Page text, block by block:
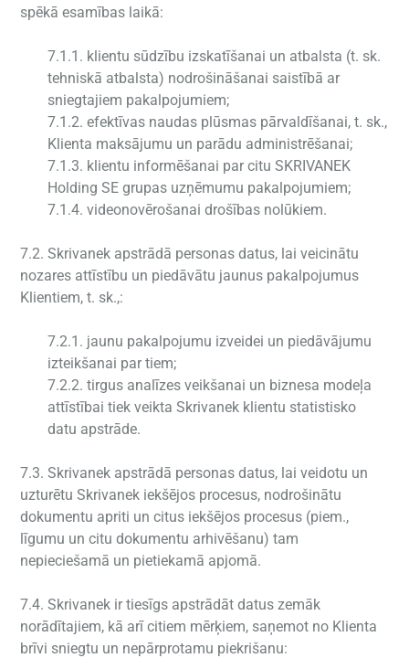
spēkā esamības laikā:
7.1.1. klientu sūdzību izskatīšanai un atbalsta (t. sk.
tehniskā atbalsta) nodrošināšanai saistībā ar
sniegtajiem pakalpojumiem;
7.1.2. efektīvas naudas plūsmas pārvaldīšanai, t. sk.,
Klienta maksājumu un parādu administrēšanai;
7.1.3. klientu informēšanai par citu SKRIVANEK
Holding SE grupas uzņēmumu pakalpojumiem;
7.1.4. videonovērošanai drošības nolūkiem.
7.2. Skrivanek apstrādā personas datus, lai veicinātu
nozares attīstību un piedāvātu jaunus pakalpojumus
Klientiem, t. sk.,:
7.2.1. jaunu pakalpojumu izveidei un piedāvājumu
izteikšanai par tiem;
7.2.2. tirgus analīzes veikšanai un biznesa modeļa
attīstībai tiek veikta Skrivanek klientu statistisko
datu apstrāde.
7.3. Skrivanek apstrādā personas datus, lai veidotu un
uzturētu Skrivanek iekšējos procesus, nodrošinātu
dokumentu apriti un citus iekšējos procesus (piem.,
līgumu un citu dokumentu arhivēšanu) tam
nepieciešamā un pietiekamā apjomā.
7.4. Skrivanek ir tiesīgs apstrādāt datus zemāk
norādītajiem, kā arī citiem mērķiem, saņemot no Klienta
brīvi sniegtu un nepārprotamu piekrišanu: